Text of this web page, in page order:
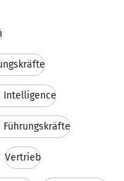
Intelligence
Vertrieb